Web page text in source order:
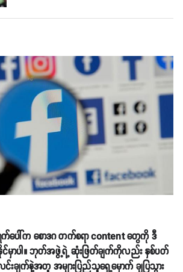
ပေါ်က စောဒဂ တက်စရာ content တွေကို ဒီ
ာပါ။ ဘုတ်အဖွဲ့ရဲ့ ဆုံးဖြတ်ချက်ကိုလည်း နှစ်ပတ်
းချက်နဲ့အတူ အများပြည်သူရှေ့မှောက် ချပြသွား